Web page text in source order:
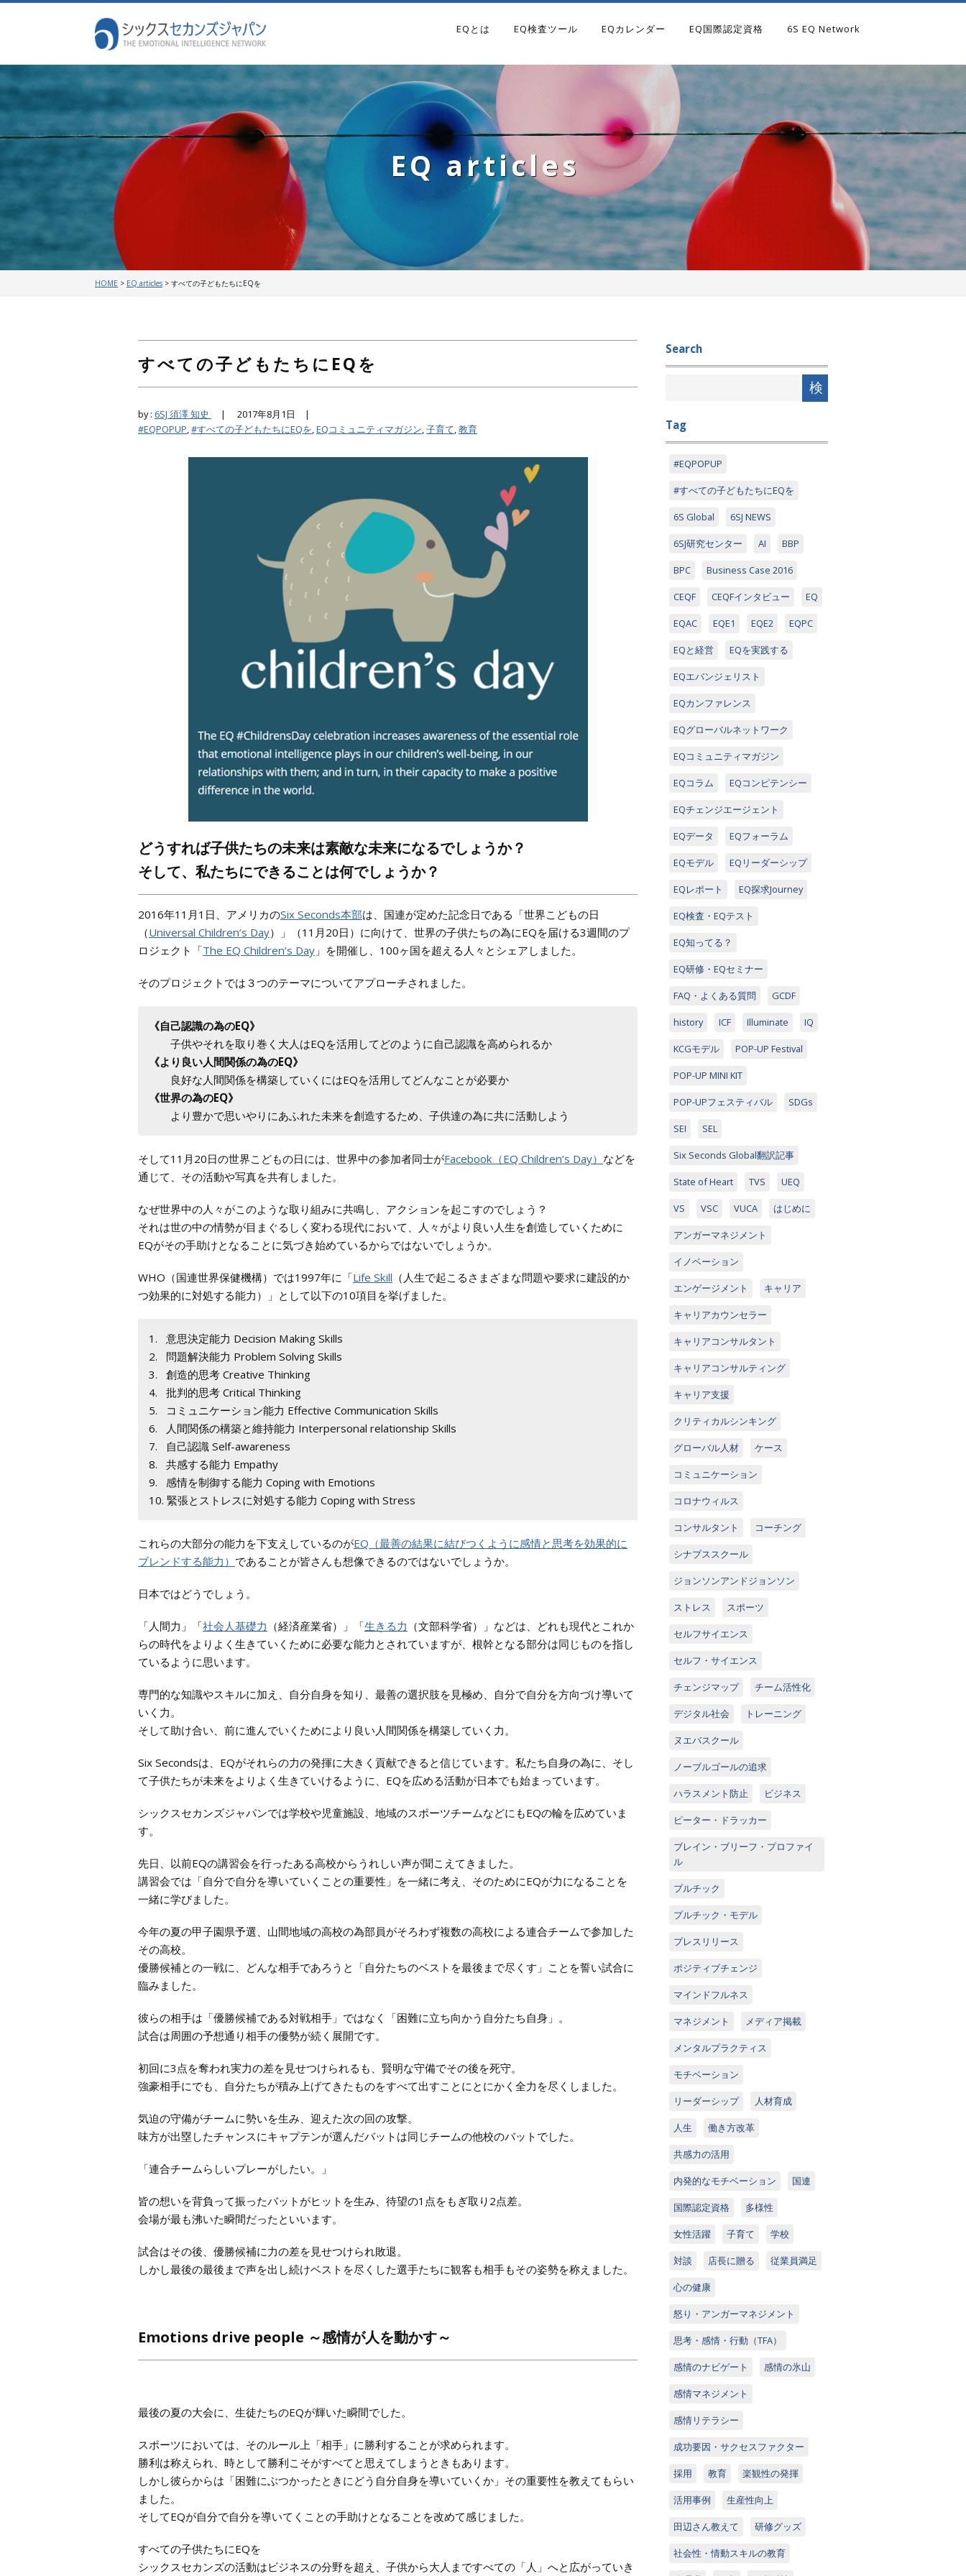
EQとは EQ検査ツール EQカレンダー EQ国際認定資格 6S EQ Network
EQ articles
HOME > EQ articles > すべての子どもたちにEQを
すべての子どもたちにEQを
by : 6SJ 須澤 知史 |
2017年8月1日 |
#EQPOPUP,#すべての子どもたちにEQを,EQコミュニティマガジン,子育て,教育
どうすれば子供たちの未来は素敵な未来になるでしょうか？
そして、私たちにできることは何でしょうか？
2016年11月1日、アメリカのSix Seconds本部は、国連が定めた記念日である「世界こどもの日
（Universal Children’s Day）」（11月20日）に向けて、世界の子供たちの為にEQを届ける3週間のプ
ロジェクト「The EQ Children’s Day 」を開催し、100ヶ国を超える人々とシェアしました。
そのプロジェクトでは３つのテーマについてアプローチされました。
《自己認識の為のEQ》
子供やそれを取り巻く大人はEQを活用してどのように自己認識を高められるか
《より良い人間関係の為のEQ》
良好な人間関係を構築していくにはEQを活用してどんなことが必要か
《世界の為のEQ》
より豊かで思いやりにあふれた未来を創造するため、子供達の為に共に活動しよう
そして11月20日の世界こどもの日には、世界中の参加者同士がFacebook（EQ Children’s Day） などを
通じて、その活動や写真を共有しました。
なぜ世界中の人々がこのような取り組みに共鳴し、アクションを起こすのでしょう？
それは世の中の情勢が目まぐるしく変わる現代において、人々がより良い人生を創造していくために
EQがその手助けとなることに気づき始めているからではないでしょうか。
WHO（国連世界保健機構）では1997年に「Life Skill （人生で起こるさまざまな問題や要求に建設的か
つ効果的に対処する能力）」として以下の10項目を挙げました。
1. 意思決定能力 Decision Making Skills
2. 問題解決能力 Problem Solving Skills
3. 創造的思考 Creative Thinking
4. 批判的思考 Critical Thinking
5. コミュニケーション能力 Effective Communication Skills
6. 人間関係の構築と維持能力 Interpersonal relationship Skills
7. 自己認識 Self-awareness
8. 共感する能力 Empathy
9. 感情を制御する能力 Coping with Emotions
10. 緊張とストレスに対処する能力 Coping with Stress
これらの大部分の能力を下支えしているのがEQ（最善の結果に結びつくように感情と思考を効果的に
ブレンドする能力） であることが皆さんも想像できるのではないでしょうか。
日本ではどうでしょう。
「人間力」「社会人基礎力 （経済産業省）」「生きる力 （文部科学省）」などは、どれも現代とこれか
らの時代をよりよく生きていくために必要な能力とされていますが、根幹となる部分は同じものを指し
ているように思います。
専門的な知識やスキルに加え、自分自身を知り、最善の選択肢を見極め、自分で自分を方向づけ導いて
いく力。
そして助け合い、前に進んでいくためにより良い人間関係を構築していく力。
Six Secondsは、EQがそれらの力の発揮に大きく貢献できると信じています。私たち自身の為に、そし
て子供たちが未来をよりよく生きていけるように、EQを広める活動が日本でも始まっています。
シックスセカンズジャパンでは学校や児童施設、地域のスポーツチームなどにもEQの輪を広めていま
す。
先日、以前EQの講習会を行ったある高校からうれしい声が聞こえてきました。
講習会では「自分で自分を導いていくことの重要性」を一緒に考え、そのためにEQが力になることを
一緒に学びました。
今年の夏の甲子園県予選、山間地域の高校の為部員がそろわず複数の高校による連合チームで参加した
その高校。
優勝候補との一戦に、どんな相手であろうと「自分たちのベストを最後まで尽くす」ことを誓い試合に
臨みました。
彼らの相手は「優勝候補である対戦相手」ではなく「困難に立ち向かう自分たち自身」。
試合は周囲の予想通り相手の優勢が続く展開です。
初回に3点を奪われ実力の差を見せつけられるも、賢明な守備でその後を死守。
強豪相手にでも、自分たちが積み上げてきたものをすべて出すことにとにかく全力を尽くしました。
気迫の守備がチームに勢いを生み、迎えた次の回の攻撃。
味方が出塁したチャンスにキャプテンが選んだバットは同じチームの他校のバットでした。
「連合チームらしいプレーがしたい。」
皆の想いを背負って振ったバットがヒットを生み、待望の1点をもぎ取り2点差。
会場が最も沸いた瞬間だったといいます。
試合はその後、優勝候補に力の差を見せつけられ敗退。
しかし最後の最後まで声を出し続けベストを尽くした選手たちに観客も相手もその姿勢を称えました。
Emotions drive people ～感情が人を動かす～
最後の夏の大会に、生徒たちのEQが輝いた瞬間でした。
スポーツにおいては、そのルール上「相手」に勝利することが求められます。
勝利は称えられ、時として勝利こそがすべてと思えてしまうときもあります。
しかし彼らからは「困難にぶつかったときにどう自分自身を導いていくか」その重要性を教えてもらい
ました。
そしてEQが自分で自分を導いてくことの手助けとなることを改めて感じました。
すべての子供たちにEQを
シックスセカンズの活動はビジネスの分野を超え、子供から大人まですべての「人」へと広がっていき
Search
Tag
#EQPOPUP
#すべての子どもたちにEQを
6S Global 6SJ NEWS
6SJ研究センター AI BBP
BPC Business Case 2016
CEQF CEQFインタビュー EQ
EQAC EQE1 EQE2 EQPC
EQと経営 EQを実践する
EQエバンジェリスト
EQカンファレンス
EQグローバルネットワーク
EQコミュニティマガジン
EQコラム EQコンピテンシー
EQチェンジエージェント
EQデータ EQフォーラム
EQモデル EQリーダーシップ
EQレポート EQ探求Journey
EQ検査・EQテスト
EQ知ってる？
EQ研修・EQセミナー
FAQ・よくある質問 GCDF
history ICF Illuminate IQ
KCGモデル POP-UP Festival
POP-UP MINI KIT
POP-UPフェスティバル SDGs
SEI SEL
Six Seconds Global翻訳記事
State of Heart TVS UEQ
VS VSC VUCA はじめに
アンガーマネジメント
イノベーション
エンゲージメント キャリア
キャリアカウンセラー
キャリアコンサルタント
キャリアコンサルティング
キャリア支援
クリティカルシンキング
グローバル人材 ケース
コミュニケーション
コロナウィルス
コンサルタント コーチング
シナプススクール
ジョンソンアンドジョンソン
ストレス スポーツ
セルフサイエンス
セルフ・サイエンス
チェンジマップ チーム活性化
デジタル社会 トレーニング
ヌエバスクール
ノーブルゴールの追求
ハラスメント防止 ビジネス
ピーター・ドラッカー
ブレイン・ブリーフ・プロファイ
ル
プルチック
プルチック・モデル
プレスリリース
ポジティブチェンジ
マインドフルネス
マネジメント メディア掲載
メンタルプラクティス
モチベーション
リーダーシップ 人材育成
人生 働き方改革
共感力の活用
内発的なモチベーション 国連
国際認定資格 多様性
女性活躍 子育て 学校
対談 店長に贈る 従業員満足
心の健康
怒り・アンガーマネジメント
思考・感情・行動（TFA）
感情のナビゲート 感情の氷山
感情マネジメント
感情リテラシー
成功要因・サクセスファクター
採用 教育 楽観性の発揮
活用事例 生産性向上
田辺さん教えて 研修グッズ
社会性・情動スキルの教育